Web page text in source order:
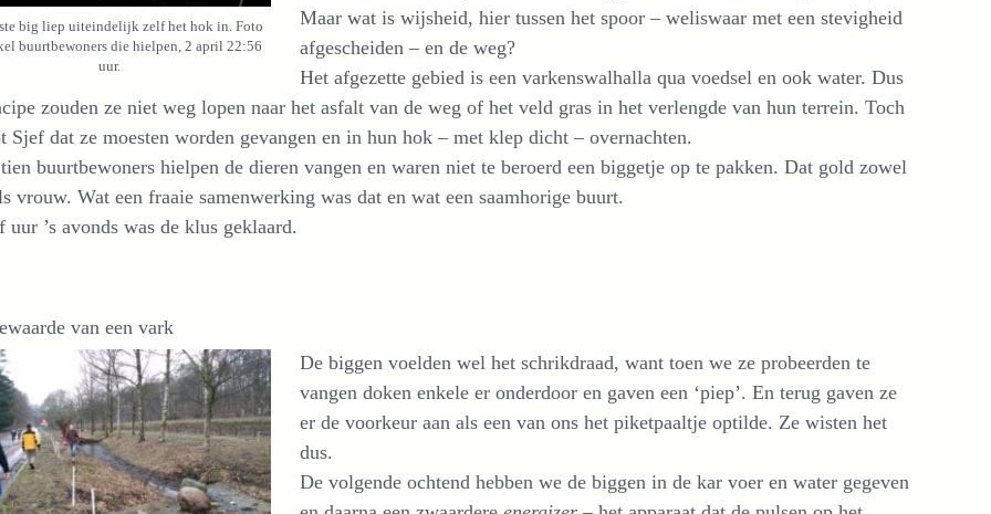
big liep uiteindelijk zelf het hok in. Foto
buurtbewoners die hielpen, 2 april 22:56
uur.
Maar wat is wijsheid, hier tussen het spoor – weliswaar met een stevigheid
afgescheiden – en de weg?
Het afgezette gebied is een varkenswalhalla qua voedsel en ook water. Dus
zouden ze niet weg lopen naar het asfalt van de weg of het veld gras in het verlengde van hun terrein. Toch
Sjef dat ze moesten worden gevangen en in hun hok – met klep dicht – overnachten.
buurtbewoners hielpen de dieren vangen en waren niet te beroerd een biggetje op te pakken. Dat gold zowel
vrouw. Wat een fraaie samenwerking was dat en wat een saamhorige buurt.
uur ’s avonds was de klus geklaard.
van een vark
De biggen voelden wel het schrikdraad, want toen we ze probeerden te
vangen doken enkele er onderdoor en gaven een ‘piep’. En terug gaven ze
er de voorkeur aan als een van ons het piketpaaltje optilde. Ze wisten het
dus.
De volgende ochtend hebben we de biggen in de kar voer en water gegeven